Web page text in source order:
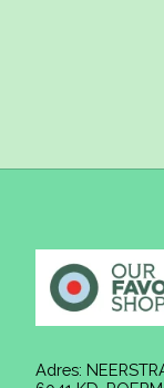
Adres: